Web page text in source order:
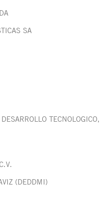
SA
TECNOLOGICO,
(DEDDMI)